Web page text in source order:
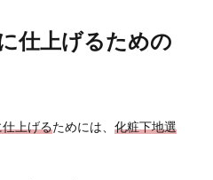
仕上げるための
上げるためには、 化粧下地選